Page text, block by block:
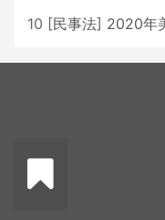
10 [民事法] 2020年